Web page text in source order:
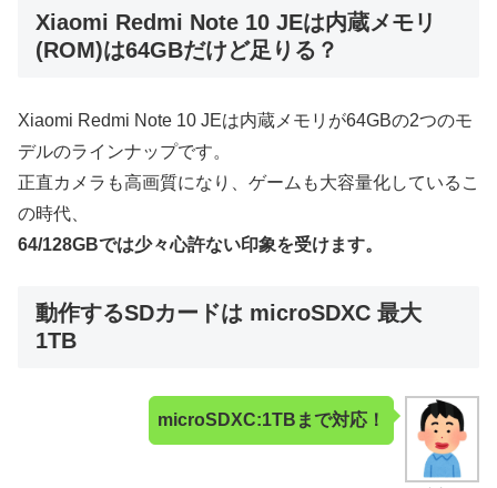
Xiaomi Redmi Note 10 JEは内蔵メモリ
(ROM)は64GBだけど足りる？
Xiaomi Redmi Note 10 JEは内蔵メモリが64GBの2つのモ
デルのラインナップです。
正直カメラも高画質になり、ゲームも大容量化しているこ
の時代、
64/128GBでは少々心許ない印象を受けます。
動作するSDカードは microSDXC 最大
1TB
microSDXC:1TBまで対応！